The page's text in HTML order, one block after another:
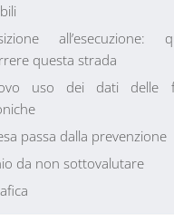
all’esecuzione:
questa strada
uso dei dati delle
passa dalla prevenzione
da non sottovalutare